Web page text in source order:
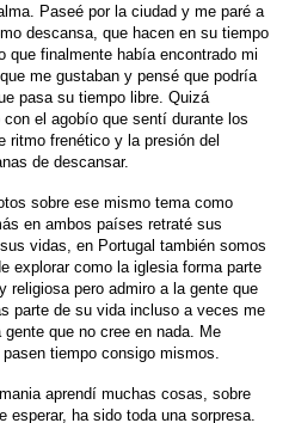
Paseé por la ciudad y me paré a
descansa, que hacen en su tiempo
que finalmente había encontrado mi
me gustaban y pensé que podría
pasa su tiempo libre. Quizá
el agobío que sentí durante los
ritmo frenético y la presión del
de descansar.
sobre ese mismo tema como
en ambos países retraté sus
vidas, en Portugal también somos
explorar como la iglesia forma parte
religiosa pero admiro a la gente que
parte de su vida incluso a veces me
que no cree en nada. Me
tiempo consigo mismos.
aprendí muchas cosas, sobre
esperar, ha sido toda una sorpresa.